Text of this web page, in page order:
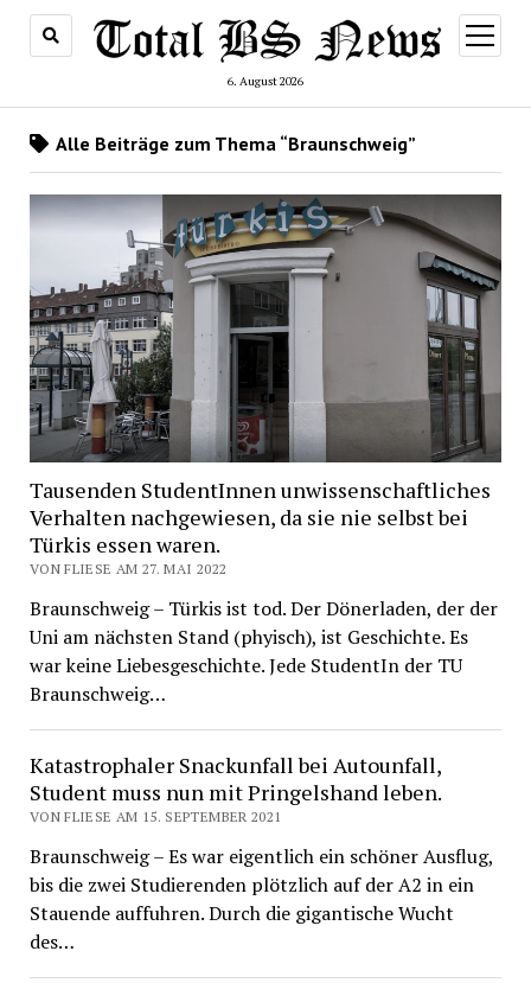
6. August 2026
Menü
öffnen
Alle Beiträge zum Thema “Braunschweig”
Tausenden StudentInnen unwissenschaftliches
Verhalten nachgewiesen, da sie nie selbst bei
Türkis essen waren.
VON FLIESE AM 27. MAI 2022
Braunschweig – Türkis ist tod. Der Dönerladen, der der
Uni am nächsten Stand (phyisch), ist Geschichte. Es
war keine Liebesgeschichte. Jede StudentIn der TU
Braunschweig…
Katastrophaler Snackunfall bei Autounfall,
Student muss nun mit Pringelshand leben.
VON FLIESE AM 15. SEPTEMBER 2021
Braunschweig – Es war eigentlich ein schöner Ausflug,
bis die zwei Studierenden plötzlich auf der A2 in ein
Stauende auffuhren. Durch die gigantische Wucht
des…